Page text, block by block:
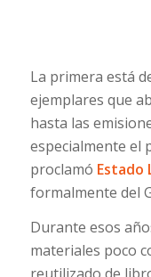
La primera está
ejemplares que
hasta las
especialmente el
proclamó Estado
formalmente del
Durante esos
materiales poco